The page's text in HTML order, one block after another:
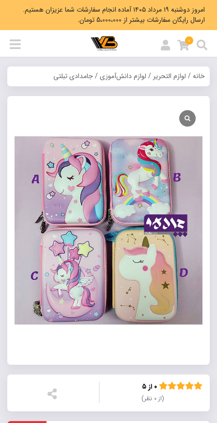
امروز دوشنبه ۱۹ مرداد ۱۴۰۵ آماده انجام سفارشات شما عزیزان هستیم.
ارسال رایگان سفارشات بیشتر از 5،000،000 تومان.
0
خانه/ لوازم التحریر / لوازم دانش‌آموزی/ جامدادی تبلتی
(از ۰ نظر)